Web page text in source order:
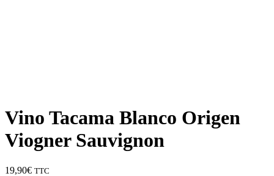
Vino Tacama Blanco Origen
Viogner Sauvignon
19,90€ TTC